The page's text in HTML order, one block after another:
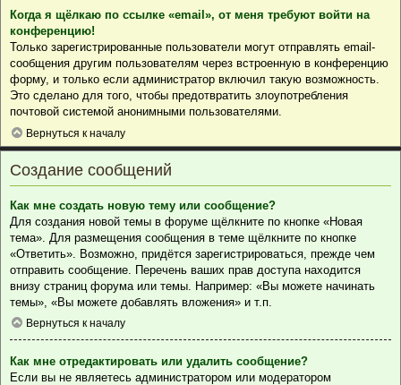
Когда я щёлкаю по ссылке «email», от меня требуют войти на
конференцию!
Только зарегистрированные пользователи могут отправлять email-
сообщения другим пользователям через встроенную в конференцию
форму, и только если администратор включил такую возможность.
Это сделано для того, чтобы предотвратить злоупотребления
почтовой системой анонимными пользователями.
Вернуться к началу
Создание сообщений
Как мне создать новую тему или сообщение?
Для создания новой темы в форуме щёлкните по кнопке «Новая
тема». Для размещения сообщения в теме щёлкните по кнопке
«Ответить». Возможно, придётся зарегистрироваться, прежде чем
отправить сообщение. Перечень ваших прав доступа находится
внизу страниц форума или темы. Например: «Вы можете начинать
темы», «Вы можете добавлять вложения» и т.п.
Вернуться к началу
Как мне отредактировать или удалить сообщение?
Если вы не являетесь администратором или модератором